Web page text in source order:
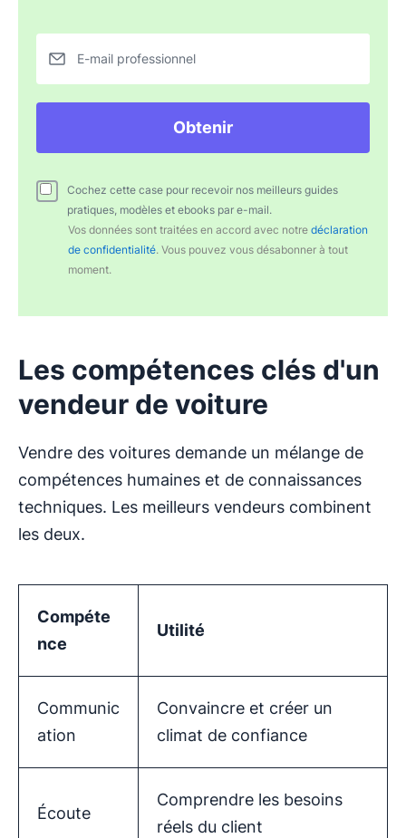
E-mail professionnel
Obtenir
Cochez cette case pour recevoir nos meilleurs guides
pratiques, modèles et ebooks par e-mail.
Vos données sont traitées en accord avec notre déclaration
de confidentialité. Vous pouvez vous désabonner à tout
moment.
Les compétences clés d'un
vendeur de voiture
Vendre des voitures demande un mélange de
compétences humaines et de connaissances
techniques. Les meilleurs vendeurs combinent
les deux.
Compéte
nce
Utilité
Communic
ation
Convaincre et créer un
climat de confiance
Écoute
Comprendre les besoins
réels du client